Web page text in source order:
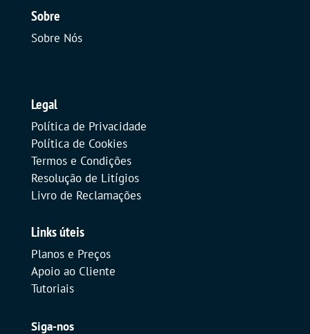
Sobre
Sobre Nós
Legal
Política de Privacidade
Política de Cookies
Termos e Condições
Resolução de Litígios
Livro de Reclamações
Links úteis
Planos e Preços
Apoio ao Cliente
Tutoriais
Siga-nos